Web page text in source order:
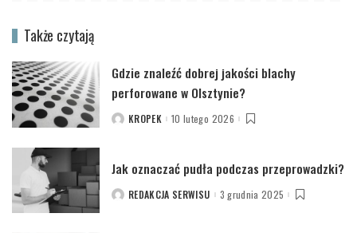
Także czytają
Gdzie znaleźć dobrej jakości blachy
perforowane w Olsztynie?
POSTEDKROPEK 10 lutego 2026
Jak oznaczać pudła podczas przeprowadzki?
POSTEDREDAKCJA SERWISU 3 grudnia 2025